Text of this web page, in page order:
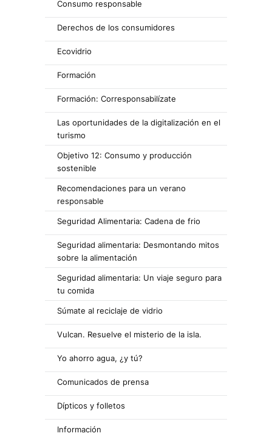
Consumo responsable
Derechos de los consumidores
Ecovidrio
Formación
Formación: Corresponsabilízate
Las oportunidades de la digitalización en el
turismo
Objetivo 12: Consumo y producción
sostenible
Recomendaciones para un verano
responsable
Seguridad Alimentaria: Cadena de frio
Seguridad alimentaria: Desmontando mitos
sobre la alimentación
Seguridad alimentaria: Un viaje seguro para
tu comida
Súmate al reciclaje de vidrio
Vulcan. Resuelve el misterio de la isla.
Yo ahorro agua, ¿y tú?
Comunicados de prensa
Dípticos y folletos
Información